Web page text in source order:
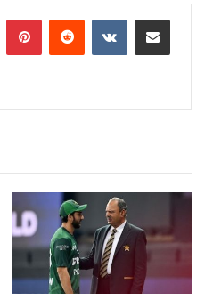
PinterestReddit VKontakteShare via Email